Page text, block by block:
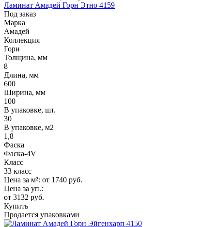
Ламинат Амадей Горн Этно 4159
Под заказ
Марка
Амадей
Коллекция
Горн
Толщина, мм
8
Длина, мм
600
Ширина, мм
100
В упаковке, шт.
30
В упаковке, м2
1,8
Фаска
Фаска-4V
Класс
33 класс
Цена за м²: от 1740 руб.
Цена за уп.:
от 3132 руб.
Купить
Продается упаковками